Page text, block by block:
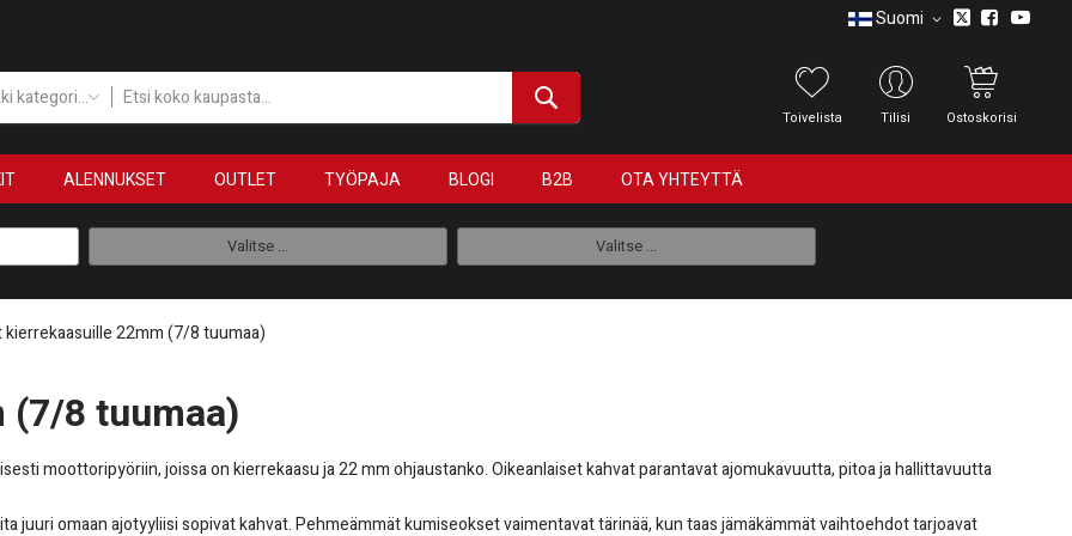
Suomi
Kaikki kategoriat
Toivelista Tilisi Ostoskorisi
ALENNUKSET OUTLET TYÖPAJA BLOGI B2B OTA YHTEYTTÄ
Valitse ... Valitse ...
kierrekaasuille 22mm (7/8 tuumaa)
(7/8 tuumaa)
moottoripyöriin, joissa on kierrekaasu ja 22 mm ohjaustanko. Oikeanlaiset kahvat parantavat ajomukavuutta, pitoa ja hallittavuutta
juuri omaan ajotyyliisi sopivat kahvat. Pehmeämmät kumiseokset vaimentavat tärinää, kun taas jämäkämmät vaihtoehdot tarjoavat